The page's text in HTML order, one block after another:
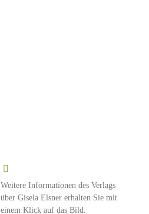
Weitere Informationen des Verlags
über Gisela Elsner erhalten Sie mit
einem Klick auf das Bild.